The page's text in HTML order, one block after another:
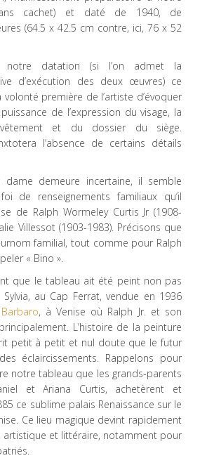
cachet) et daté de 1940, de
(64.5 x 42.5 cm contre, ici, 76 x 52
notre datation (si l’on admet la
d’exécution des deux œuvres) ce
première de l’artiste d’évoquer
de l’expression du visage, la
et du dossier du siège.
l’absence de certains détails
dame demeure incertaine, il semble
de renseignements familiaux qu’il
de Ralph Wormeley Curtis Jr (1908-
Villessot (1903-1983). Précisons que
familial, tout comme pour Ralph
« Bino ».
que le tableau ait été peint non pas
au Cap Ferrat, vendue en 1936
, à Venise où Ralph Jr. et son
L’histoire de la peinture
petit à petit et nul doute que le futur
éclaircissements. Rappelons pour
notre tableau que les grands-parents
et Ariana Curtis, achetèrent et
ce sublime palais Renaissance sur le
Ce lieu magique devint rapidement
artistique et littéraire, notamment pour